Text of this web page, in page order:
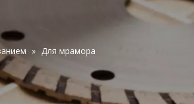
» Для мрамора